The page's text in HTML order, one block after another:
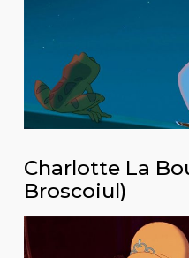
Charlotte La
Broscoiul)